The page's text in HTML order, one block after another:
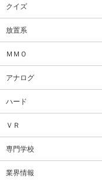
クイズ
放置系
ＭＭＯ
アナログ
ハード
ＶＲ
専門学校
業界情報